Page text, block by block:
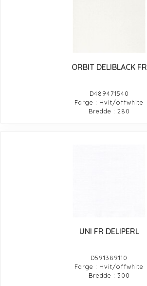
ORBIT DELIBLACK FR
D489471540
Farge : Hvit/offwhite
Bredde : 280
UNI FR DELIPERL
D591389110
Farge : Hvit/offwhite
Bredde : 300